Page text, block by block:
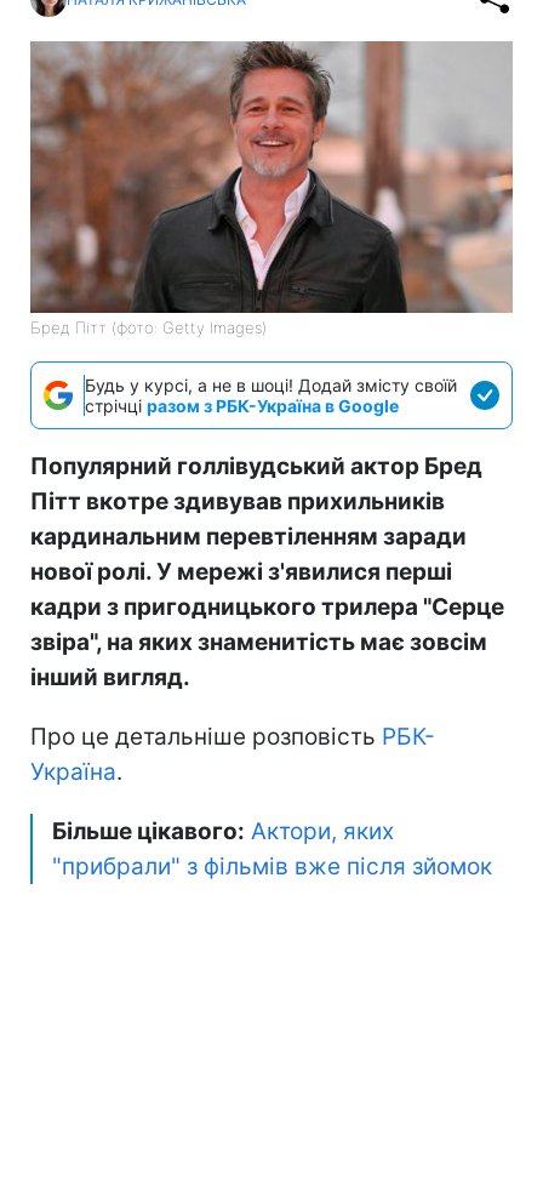
Бред Пітт (фото: Getty Images)
Будь у курсі, а не в шоці! Додай змісту своїй
стрічці разом з РБК-Україна в Google
Популярний голлівудський актор Бред
Пітт вкотре здивував прихильників
кардинальним перевтіленням заради
нової ролі. У мережі з'явилися перші
кадри з пригодницького трилера "Серце
звіра", на яких знаменитість має зовсім
інший вигляд.
Про це детальніше розповість РБК-
Україна.
Більше цікавого: Актори, яких
"прибрали" з фільмів вже після зйомок